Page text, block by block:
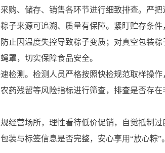
购、储存、销售各环节进行细致排查。严
子来源可追溯、质量有保障。紧盯贮存条
因温度失控导致粽子变质；对真空包装粽
罩，切实保障食品安全。
检测。检测人员严格按照快检规范取样操
药残留等风险指标进行筛查，排查是否存
经营场所，理性看待低价促销，自觉抵制
与标签信息是否完整，安心享用“放心粽”。